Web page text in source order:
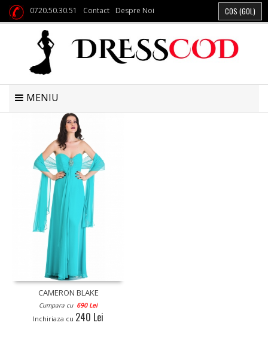
0720.50.30.51 Contact Despre Noi COS (GOL)
MENIU
CAMERON BLAKE
Cumpara cu 690 Lei
Inchiriaza cu 240 Lei